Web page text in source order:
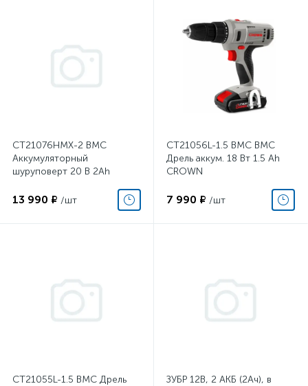
CT21076HMX-2 BMC
Аккумуляторный
шуруповерт 20 В 2Ah
13 990 ₽ /шт
CT21056L-1.5 BMC BMC
Дрель аккум. 18 Вт 1.5 Ah
CROWN
7 990 ₽ /шт
CT21055L-1.5 BMC Дрель
ЗУБР 12В, 2 АКБ (2Ач), в